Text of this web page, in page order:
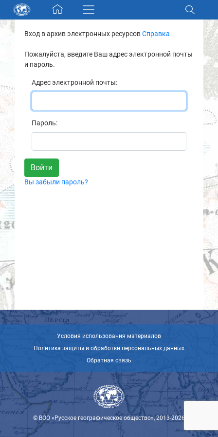
Skip navigation
Разделы и коллекции
Электронный каталог
Новости
О нас
Контакты
Партнеры
Вход в архив электронных ресурсовСправка
Пожалуйста, введите Ваш адрес электронной почты
и пароль.
Адрес электронной почты:
Пароль:
Вы забыли пароль?
Условия использования материалов
Политика защиты и обработки персональных данных
Обратная связь
© ВОО «Русское географическое общество», 2013-2026